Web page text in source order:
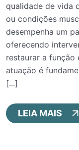
qualidade de vida
ou condições
desempenha um
oferecendo
restaurar a função
atuação é
[...]
LEIA MAIS